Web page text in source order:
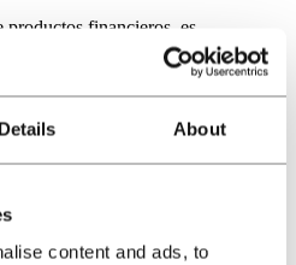
Details About
content and ads, to
financieros, es
de herramientas de marketing
contenido optimizado y
a las necesidades específicas
promocionar los productos